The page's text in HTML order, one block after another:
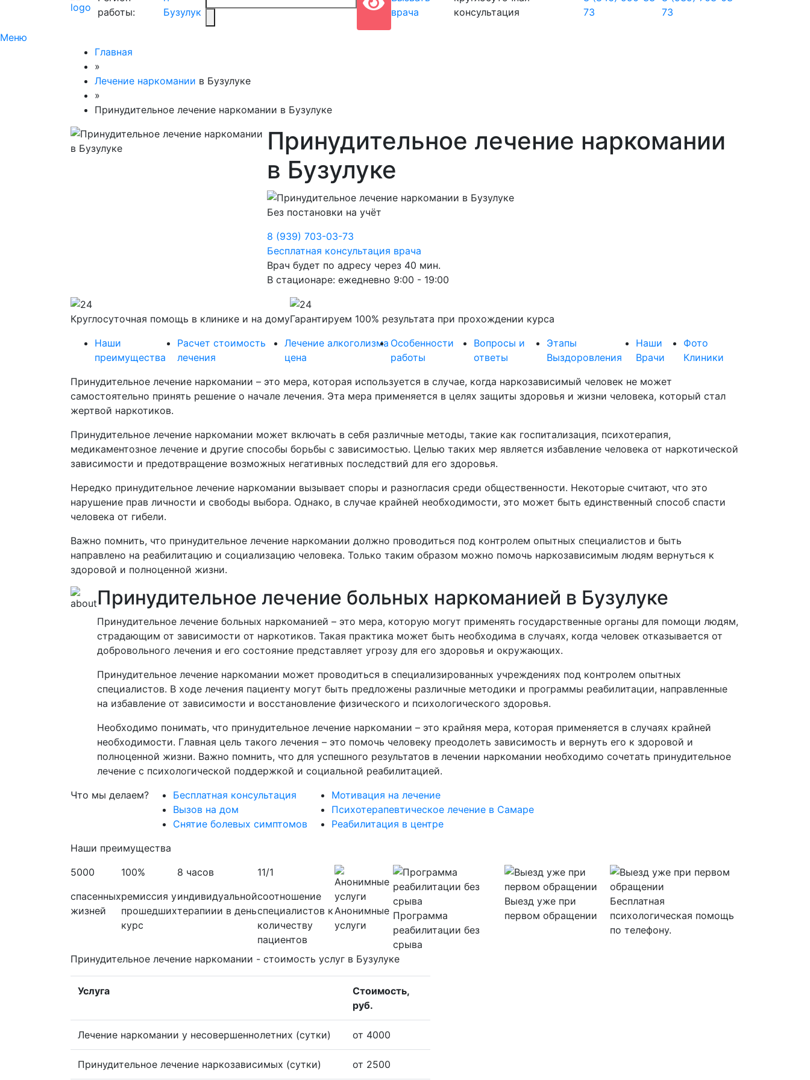
работы:
Бузулук
врача
консультация
73
73
Меню
Главная
»
Лечение наркомании в Бузулуке
»
Принудительное лечение наркомании в Бузулуке
Принудительное лечение наркомании
в Бузулуке
Без постановки на учёт
8 (939) 703-03-73
Бесплатная консультация врача
Врач будет по адресу через 40 мин.
В стационаре: ежедневно 9:00 - 19:00
Круглосуточная помощь в клинике и на домуГарантируем 100% результата при прохождении курса
Наши
преимущества
Расчет стоимость
лечения
Лечение алкоголизма
цена
Особенности
работы
Вопросы и
ответы
Этапы
Выздоровления
Наши
Врачи
Фото
Клиники
Принудительное лечение наркомании – это мера, которая используется в случае, когда наркозависимый человек не может
самостоятельно принять решение о начале лечения. Эта мера применяется в целях защиты здоровья и жизни человека, который стал
жертвой наркотиков.
Принудительное лечение наркомании может включать в себя различные методы, такие как госпитализация, психотерапия,
медикаментозное лечение и другие способы борьбы с зависимостью. Целью таких мер является избавление человека от наркотической
зависимости и предотвращение возможных негативных последствий для его здоровья.
Нередко принудительное лечение наркомании вызывает споры и разногласия среди общественности. Некоторые считают, что это
нарушение прав личности и свободы выбора. Однако, в случае крайней необходимости, это может быть единственный способ спасти
человека от гибели.
Важно помнить, что принудительное лечение наркомании должно проводиться под контролем опытных специалистов и быть
направлено на реабилитацию и социализацию человека. Только таким образом можно помочь наркозависимым людям вернуться к
здоровой и полноценной жизни.
Принудительное лечение больных наркоманией в Бузулуке
Принудительное лечение больных наркоманией – это мера, которую могут применять государственные органы для помощи людям,
страдающим от зависимости от наркотиков. Такая практика может быть необходима в случаях, когда человек отказывается от
добровольного лечения и его состояние представляет угрозу для его здоровья и окружающих.
Принудительное лечение наркомании может проводиться в специализированных учреждениях под контролем опытных
специалистов. В ходе лечения пациенту могут быть предложены различные методики и программы реабилитации, направленные
на избавление от зависимости и восстановление физического и психологического здоровья.
Необходимо понимать, что принудительное лечение наркомании – это крайняя мера, которая применяется в случаях крайней
необходимости. Главная цель такого лечения – это помочь человеку преодолеть зависимость и вернуть его к здоровой и
полноценной жизни. Важно помнить, что для успешного результатов в лечении наркомании необходимо сочетать принудительное
лечение с психологической поддержкой и социальной реабилитацией.
Что мы делаем?
Бесплатная консультация
Вызов на дом
Снятие болевых симптомов
Мотивация на лечение
Психотерапевтическое лечение в Самаре
Реабилитация в центре
Наши преимущества
5000
спасенных
жизней
100%
ремиссия у
прошедших
курс
8 часов
индивидуальной
терапиии в день
11/1
соотношение
специалистов к
количеству
пациентов
Анонимные
услуги
Программа
реабилитации без
срыва
Выезд уже при
первом обращении
Бесплатная
психологическая помощь
по телефону.
Принудительное лечение наркомании - стоимость услуг в Бузулуке
Услуга
Стоимость,
руб.
Лечение наркомании у несовершеннолетних (сутки) от 4000
Принудительное лечение наркозависимых (сутки) от 2500